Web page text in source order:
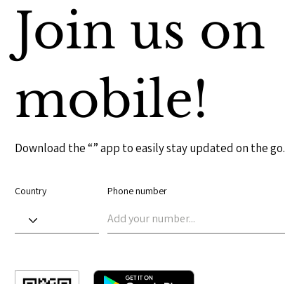
Join us on
mobile!
Download the “” app to easily stay updated on the go.
Country Phone number